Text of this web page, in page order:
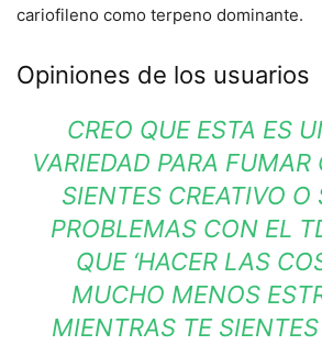
cariofileno como terpeno dominante.
Opiniones de los usuarios
CREO QUE ESTA ES
VARIEDAD PARA
SIENTES CREATIVO O
PROBLEMAS CON EL
QUE ‘HACER LAS
MUCHO MENOS
MIENTRAS TE